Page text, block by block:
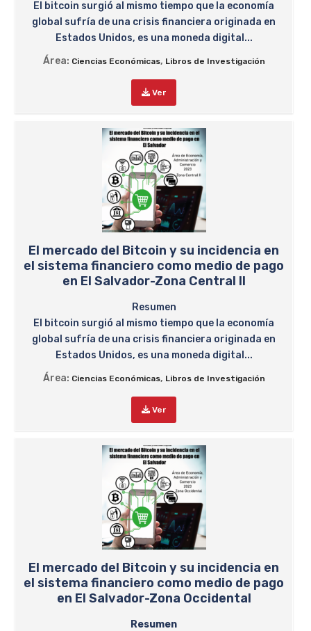
El bitcoin surgió al mismo tiempo que la economía
global sufría de una crisis financiera originada en
Estados Unidos, es una moneda digital...
Área: Ciencias Económicas, Libros de Investigación
Ver
El mercado del Bitcoin y su incidencia en
el sistema financiero como medio de pago
en El Salvador-Zona Central II
Resumen
El bitcoin surgió al mismo tiempo que la economía
global sufría de una crisis financiera originada en
Estados Unidos, es una moneda digital...
Área: Ciencias Económicas, Libros de Investigación
Ver
El mercado del Bitcoin y su incidencia en
el sistema financiero como medio de pago
en El Salvador-Zona Occidental
Resumen